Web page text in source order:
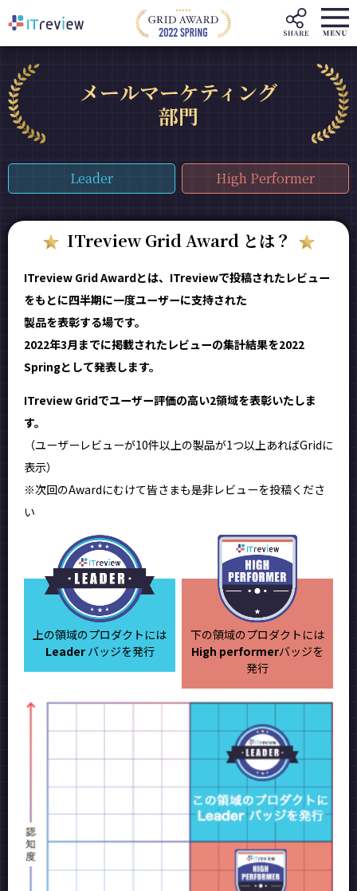
メールマーケティング
部門
Leader High Performer
ITreview Grid Award とは？
ITreview Grid Awardとは、ITreviewで投稿されたレビュー
をもとに四半期に一度ユーザーに支持された
製品を表彰する場です。
2022年3月までに掲載されたレビューの集計結果を2022
Springとして発表します。
ITreview Gridでユーザー評価の高い2領域を表彰いたしま
す。
（ユーザーレビューが10件以上の製品が1つ以上あればGridに
表示）
※次回のAwardにむけて皆さまも是非レビューを投稿くださ
い
上の領域のプロダクトには
Leaderバッジを発行
下の領域のプロダクトには
High performerバッジを
発行